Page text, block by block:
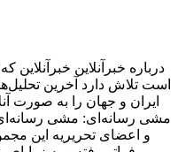
است تلاش دارد آخرین
ایران و جهان را به صورت
مشی رسانه‌ای: مشی
و اعضای تحریریه این